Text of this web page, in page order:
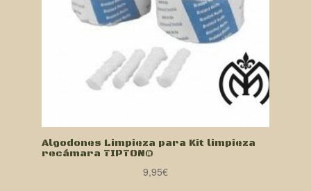
Algodones Limpieza para Kit limpieza
recámara TIPTON®
9,95€